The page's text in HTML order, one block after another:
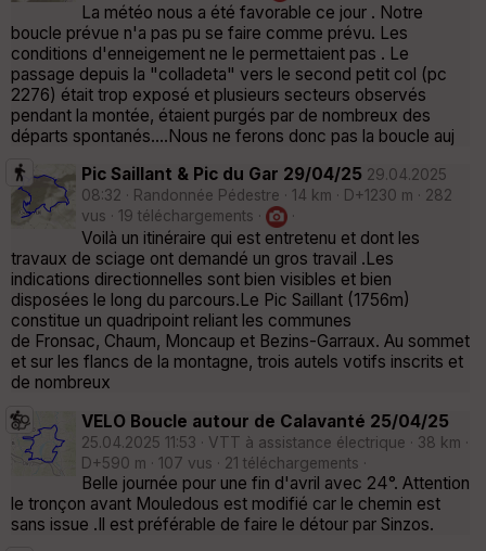
La météo nous a été favorable ce jour . Notre
boucle prévue n'a pas pu se faire comme prévu. Les
conditions d'enneigement ne le permettaient pas . Le
passage depuis la "colladeta" vers le second petit col (pc
2276) était trop exposé et plusieurs secteurs observés
pendant la montée, étaient purgés par de nombreux des
départs spontanés....Nous ne ferons donc pas la boucle auj
Pic Saillant & Pic du Gar 29/04/25 29.04.2025
08:32 · Randonnée Pédestre · 14 km · D+1230 m · 282
vus · 19 téléchargements ·
·
Voilà un itinéraire qui est entretenu et dont les
travaux de sciage ont demandé un gros travail .Les
indications directionnelles sont bien visibles et bien
disposées le long du parcours.Le Pic Saillant (1756m)
constitue un quadripoint reliant les communes
de Fronsac, Chaum, Moncaup et Bezins-Garraux. Au sommet
et sur les flancs de la montagne, trois autels votifs inscrits et
de nombreux
VELO Boucle autour de Calavanté 25/04/25
25.04.2025 11:53 · VTT à assistance électrique · 38 km ·
D+590 m · 107 vus · 21 téléchargements ·
Belle journée pour une fin d'avril avec 24°. Attention
le tronçon avant Mouledous est modifié car le chemin est
sans issue .Il est préférable de faire le détour par Sinzos.